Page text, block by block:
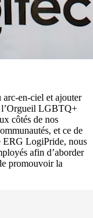
arc-en-ciel et ajouter
l’Orgueil LGBTQ+
côtés de nos
et ce de
ERG LogiPride, nous
afin d’aborder
promouvoir la